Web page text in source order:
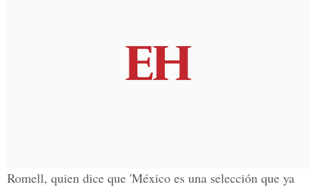
Romell, quien dice que 'México es una selección que ya